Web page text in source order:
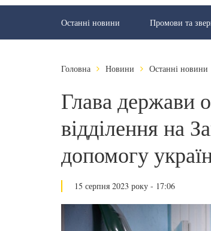
Останні новини Промови та
Головна Новини Останні новини
Глава держави
відділення на
допомогу
15 серпня 2023 року - 17:06